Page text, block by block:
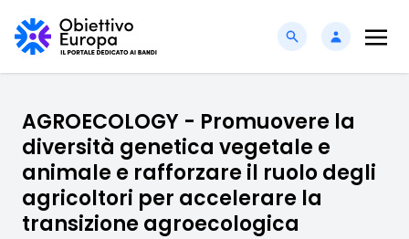
AGROECOLOGY - Promuovere la
diversità genetica vegetale e
animale e rafforzare il ruolo degli
agricoltori per accelerare la
transizione agroecologica